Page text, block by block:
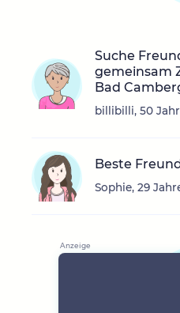
Suche
gemeinsam
Bad
billibilli, 50
Beste
Sophie, 29